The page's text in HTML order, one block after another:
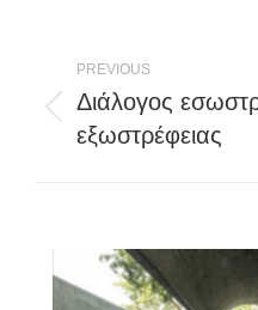
PREVIOUS
Previous
post:
Διάλογος
εξωστρέφειας